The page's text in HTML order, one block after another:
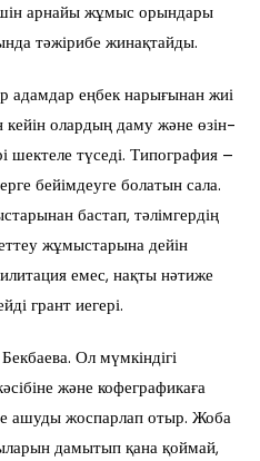
арнайы жұмыс орындары
тәжірибе жинақтайды.
еңбек нарығынан жиі
олардың даму және өзін-
шектеле түседі. Типография –
бейімдеуге болатын сала.
бастап, тәлімгердің
жұмыстарына дейін
емес, нақты нәтиже
грант иегері.
Ол мүмкіндігі
және кофеграфикаға
ашуды жоспарлап отыр. Жоба
дамытып қана қоймай,